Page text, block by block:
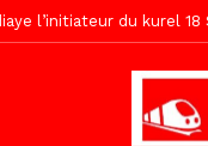
l’initiateur du kurel
le Comité d’organisation
Nimzath Thiès, mesures